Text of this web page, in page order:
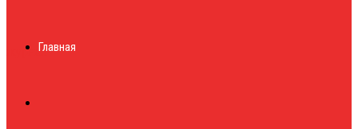
журналГлавная